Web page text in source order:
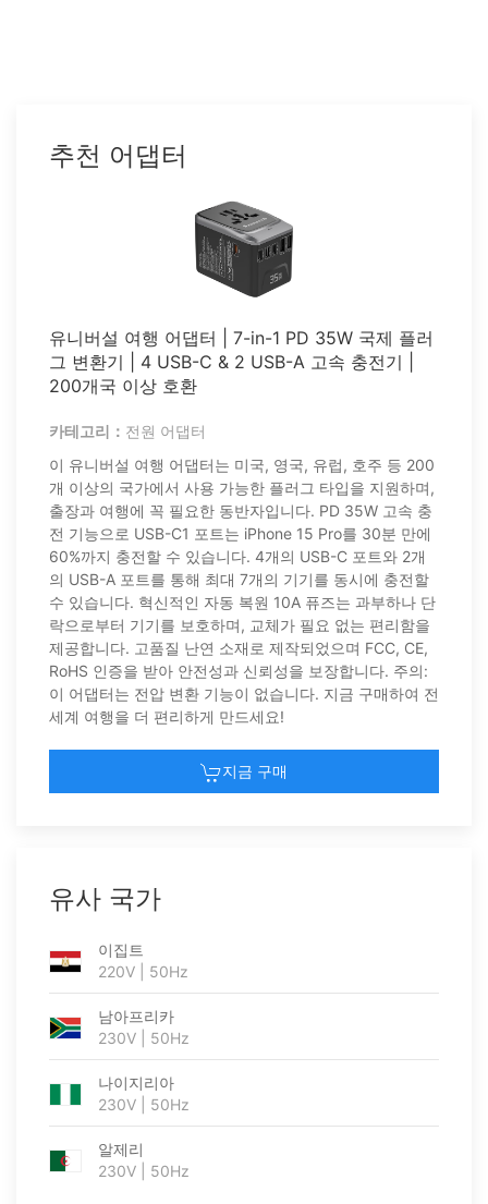
추천 어댑터
유니버설 여행 어댑터 | 7-in-1 PD 35W 국제 플러
그 변환기 | 4 USB-C & 2 USB-A 고속 충전기 |
200개국 이상 호환
카테고리： 전원 어댑터
이 유니버설 여행 어댑터는 미국, 영국, 유럽, 호주 등 200
개 이상의 국가에서 사용 가능한 플러그 타입을 지원하며,
출장과 여행에 꼭 필요한 동반자입니다. PD 35W 고속 충
전 기능으로 USB-C1 포트는 iPhone 15 Pro를 30분 만에
60%까지 충전할 수 있습니다. 4개의 USB-C 포트와 2개
의 USB-A 포트를 통해 최대 7개의 기기를 동시에 충전할
수 있습니다. 혁신적인 자동 복원 10A 퓨즈는 과부하나 단
락으로부터 기기를 보호하며, 교체가 필요 없는 편리함을
제공합니다. 고품질 난연 소재로 제작되었으며 FCC, CE,
RoHS 인증을 받아 안전성과 신뢰성을 보장합니다. 주의:
이 어댑터는 전압 변환 기능이 없습니다. 지금 구매하여 전
세계 여행을 더 편리하게 만드세요!
지금 구매
유사 국가
이집트
220V | 50Hz
남아프리카
230V | 50Hz
나이지리아
230V | 50Hz
알제리
230V | 50Hz